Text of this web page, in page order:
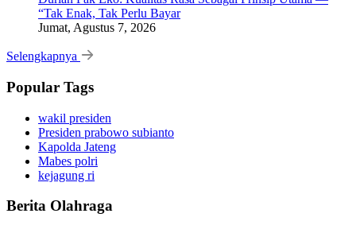
“Tak Enak, Tak Perlu Bayar
Jumat, Agustus 7, 2026
Selengkapnya
Popular Tags
wakil presiden
Presiden prabowo subianto
Kapolda Jateng
Mabes polri
kejagung ri
Berita Olahraga